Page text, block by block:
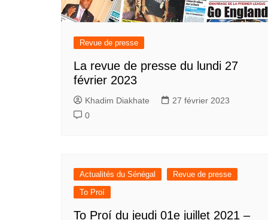
Revue de presse
La revue de presse du lundi 27
février 2023
Khadim Diakhate
27 février 2023
0
Actualités du Sénégal
Revue de presse
To Proí
To Proí du jeudi 01e juillet 2021 –